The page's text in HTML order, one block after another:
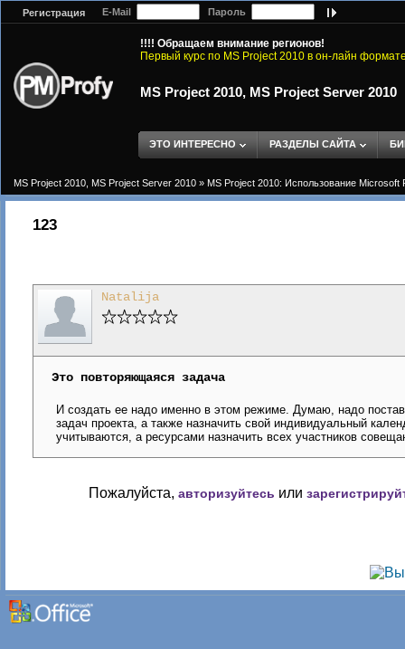
Регистрация E-Mail Пароль
!!!! Обращаем внимание регионов!
Первый курс по MS Project 2010 в он-лайн
MS Project 2010, MS Project Server 2010
ЭТО ИНТЕРЕСНО РАЗДЕЛЫ САЙТА
MS Project 2010, MS Project Server 2010 » MS Project 2010: Использование Microsoft
123
Natalija
Это повторяющаяся задача
И создать ее надо именно в этом режиме. Думаю, надо
задач проекта, а также назначить свой индивидуальный
учитываются, а ресурсами назначить всех участников
Пожалуйста, авторизуйтесь или